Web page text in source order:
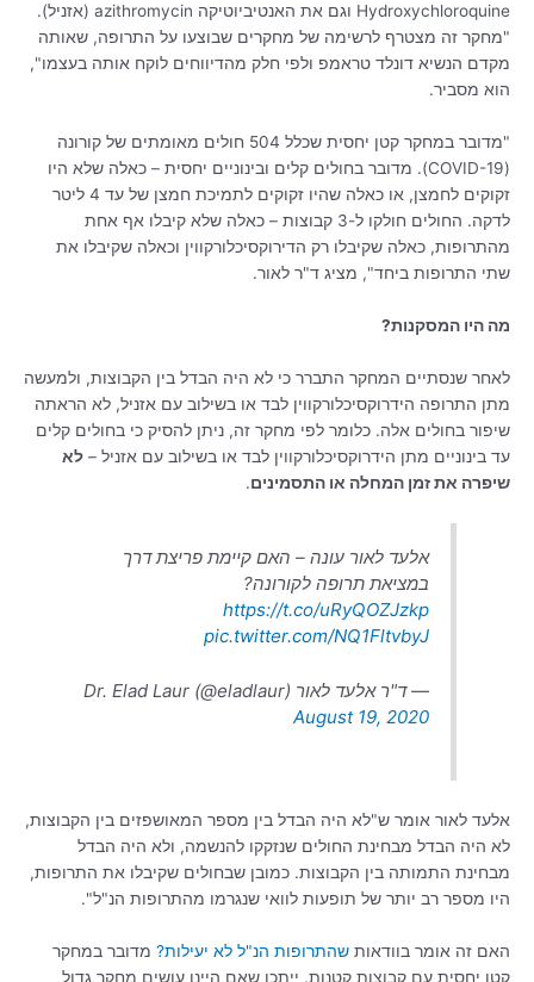
Hydroxychloroquine וגם את האנטיביוטיקה azithromycin (אזניל).
"מחקר זה מצטרף לרשימה של מחקרים שבוצעו על התרופה, שאותה
מקדם הנשיא דונלד טראמפ ולפי חלק מהדיווחים לוקח אותה בעצמו",
הוא מסביר.
"מדובר במחקר קטן יחסית שכלל 504 חולים מאומתים של קורונה
(COVID-19). מדובר בחולים קלים ובינוניים יחסית – כאלה שלא היו
זקוקים לחמצן, או כאלה שהיו זקוקים לתמיכת חמצן של עד 4 ליטר
לדקה. החולים חולקו ל-3 קבוצות – כאלה שלא קיבלו אף אחת
מהתרופות, כאלה שקיבלו רק הדירוקסיכלורקווין וכאלה שקיבלו את
שתי התרופות ביחד", מציג ד"ר לאור.
מה היו המסקנות?
לאחר שנסתיים המחקר התברר כי לא היה הבדל בין הקבוצות, ולמעשה
מתן התרופה הידרוקסיכלורקווין לבד או בשילוב עם אזניל, לא הראתה
שיפור בחולים אלה. כלומר לפי מחקר זה, ניתן להסיק כי בחולים קלים
עד בינוניים מתן הידרוקסיכלורקווין לבד או בשילוב עם אזניל – לא
שיפרה את זמן המחלה או התסמינים.
אלעד לאור עונה – האם קיימת פריצת דרך
במציאת תרופה לקורונה?
https://t.co/uRyQOZJzkp
pic.twitter.com/NQ1FltvbyJ
— ד"ר אלעד לאור Dr. Elad Laur (@eladlaur)
August 19, 2020
אלעד לאור אומר ש"לא היה הבדל בין מספר המאושפזים בין הקבוצות,
לא היה הבדל מבחינת החולים שנזקקו להנשמה, ולא היה הבדל
מבחינת התמותה בין הקבוצות. כמובן שבחולים שקיבלו את התרופות,
היו מספר רב יותר של תופעות לוואי שנגרמו מהתרופות הנ"ל".
האם זה אומר בוודאות שהתרופות הנ"ל לא יעילות? מדובר במחקר
קטן יחסית עם קבוצות קטנות. ייתכן שאם היינו עושים מחקר גדול